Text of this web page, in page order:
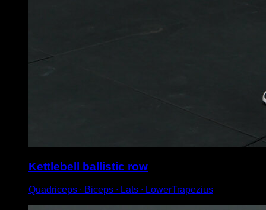
Kettlebell ballistic row
Quadriceps ∙ Biceps ∙ Lats ∙ LowerTrapezius